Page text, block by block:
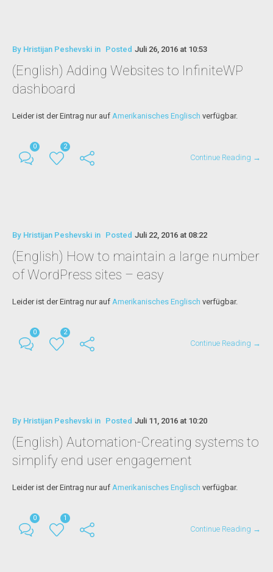
By Hristijan Peshevski in Posted Juli 26, 2016 at 10:53
(English) Adding Websites to InfiniteWP
dashboard
Leider ist der Eintrag nur auf Amerikanisches Englisch verfügbar.
0 2
Continue Reading →
By Hristijan Peshevski in Posted Juli 22, 2016 at 08:22
(English) How to maintain a large number
of WordPress sites – easy
Leider ist der Eintrag nur auf Amerikanisches Englisch verfügbar.
0 2
Continue Reading →
By Hristijan Peshevski in Posted Juli 11, 2016 at 10:20
(English) Automation-Creating systems to
simplify end user engagement
Leider ist der Eintrag nur auf Amerikanisches Englisch verfügbar.
0 1
Continue Reading →